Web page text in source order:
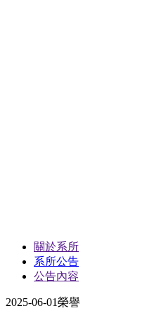
關於系所
系所公告
公告內容
2025-06-01榮譽